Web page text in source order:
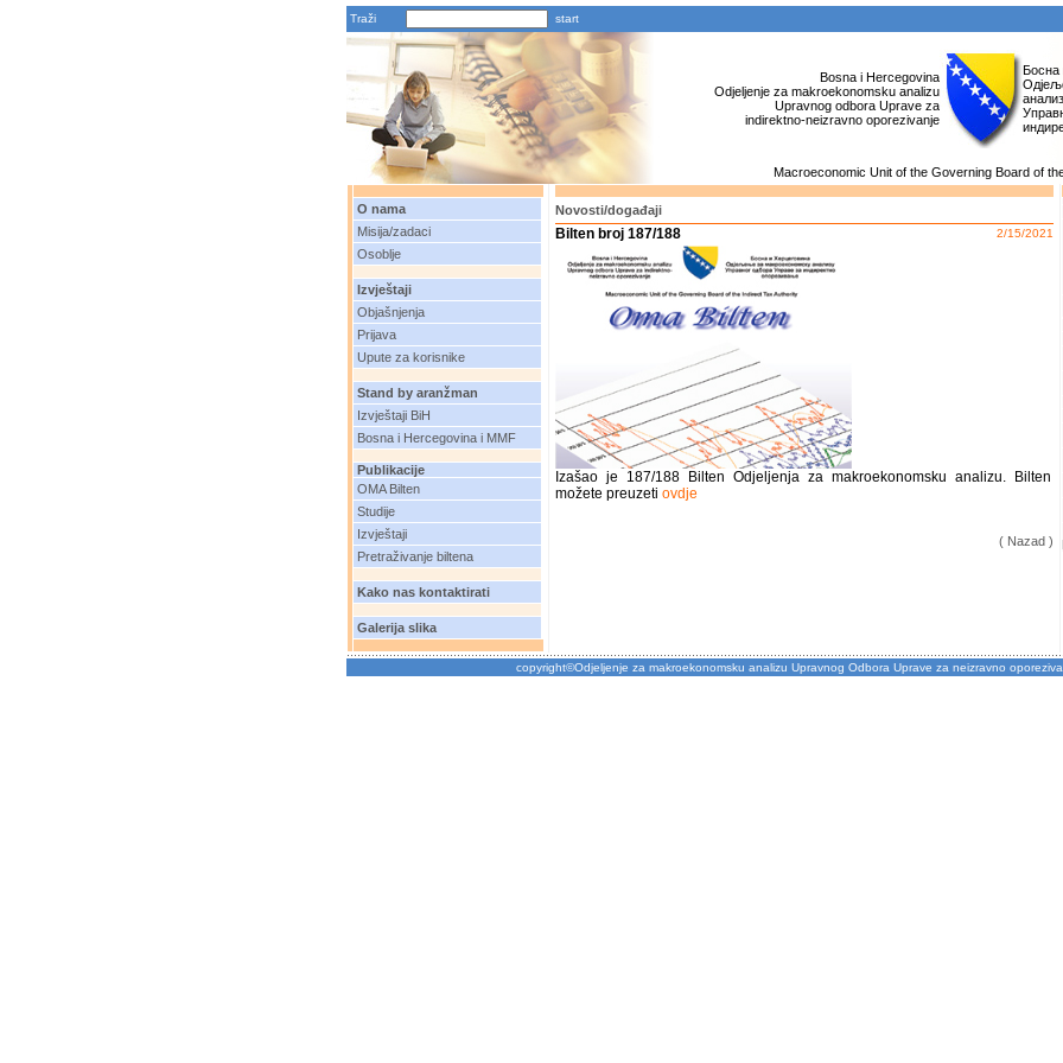
Traži
Bosna i Hercegovina
Odjeljenje za makroekonomsku analizu
Upravnog odbora Uprave za
indirektno-neizravno oporezivanje
Босна
Macroeconomic Unit of the Governing Board of
O nama
Misija/zadaci
Osoblje
Izvještaji
Objašnjenja
Prijava
Upute za korisnike
Stand by aranžman
Izvještaji BiH
Bosna i Hercegovina i MMF
Publikacije
OMA Bilten
Studije
Izvještaji
Pretraživanje biltena
Kako nas kontaktirati
Galerija slika
Novosti/događaji
Bilten broj 187/188 2/15/2021
Izašao je 187/188 Bilten Odjeljenja za makroekonomsku analizu. Bilten
možete preuzeti ovdje
( Nazad )
copyright©Odjeljenje za makroekonomsku analizu Upravnog Odbora Uprave za neizravno